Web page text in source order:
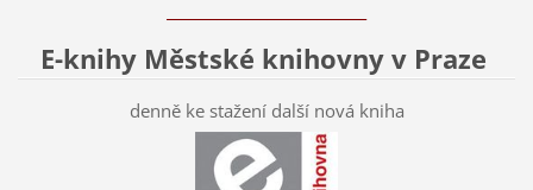
E-knihy Městské knihovny v Praze
denně ke stažení další nová kniha